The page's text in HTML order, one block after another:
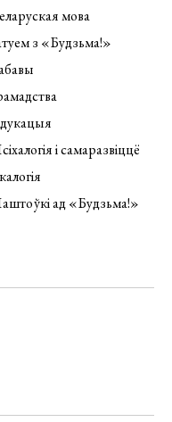
мова
з «Будзьма!»
і самаразвіццё
ад «Будзьма!»